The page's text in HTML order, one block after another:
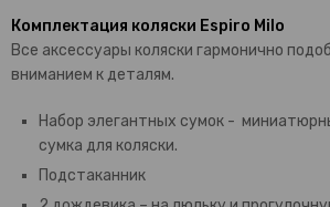
Комплектация коляски Espiro Milo
Все аксессуары коляски гармонично
вниманием к деталям.
Набор элегантных сумок -
сумка для коляски.
Подстаканник